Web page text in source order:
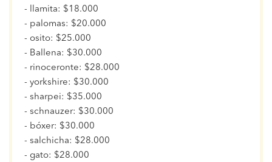
- llamita: $18.000
- palomas: $20.000
- osito: $25.000
- Ballena: $30.000
- rinoceronte: $28.000
- yorkshire: $30.000
- sharpei: $35.000
- schnauzer: $30.000
- bóxer: $30.000
- salchicha: $28.000
- gato: $28.000